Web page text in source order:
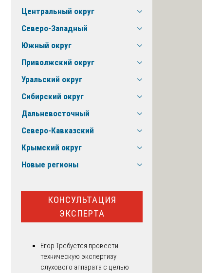
Центральный округ
Северо-Западный
Южный округ
Приволжский округ
Уральский округ
Сибирский округ
Дальневосточный
Северо-Кавказский
Крымский округ
Новые регионы
КОНСУЛЬТАЦИЯ
ЭКСПЕРТА
Егор Требуется провести
техническую экспертизу
слухового аппарата с целью